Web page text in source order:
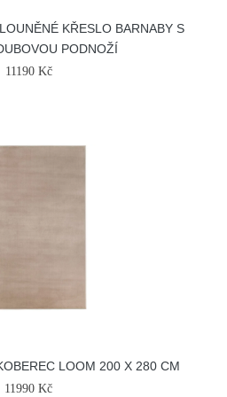
KŘESLO BARNABY S
PODNOŽÍ
11190 Kč
LOOM 200 X 280 CM
11990 Kč